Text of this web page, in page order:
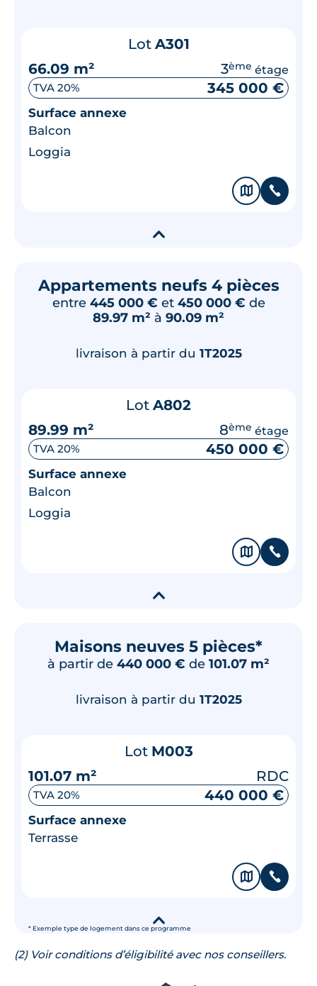
Lot A301
66.09 m²
3ème étage
TVA 20% 345 000 €
Surface annexe
Balcon
Loggia
🗞 📞
▾
Appartements neufs 4 pièces
entre 445 000 € et 450 000 € de
89.97 m² à 90.09 m²
livraison à partir du 1T2025
Lot A802
89.99 m²
8ème étage
TVA 20% 450 000 €
Surface annexe
Balcon
Loggia
🗞 📞
▾
Maisons neuves 5 pièces*
à partir de 440 000 € de 101.07 m²
* Exemple type de logement dans ce programme
livraison à partir du 1T2025
Lot M003
101.07 m²
RDC
TVA 20% 440 000 €
Surface annexe
Terrasse
🗞 📞
▾
(2) Voir conditions d’éligibilité avec nos conseillers.